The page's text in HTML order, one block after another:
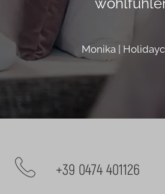
Monika |
+39 0474 401126